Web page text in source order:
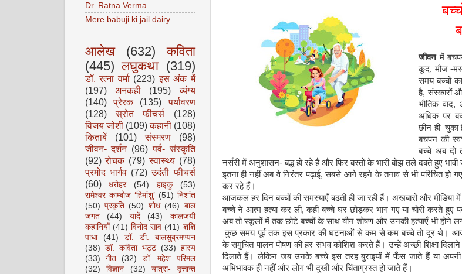
जीवनमें
कूद,मौज-
समय बच्चों
है,संस्कारों
भौतिक वाद,
अधिक पर
छीन ही चुका
बचपन की
बच्चे अब दो
नर्सरी में अनुशासन-बद्ध हो रहे हैं और फिर बस्तों के भारी बोझ तले दबते हुए भावी
इतना ही नहीं अब वे निरंतर पढ़ाई,सबसे आगे रहने के तनाव से भी परिचित हो
कर रहे हैं।
आजकल हर दिन बच्चों की समस्याएँ बढती ही जा रही हैं। अखबारों और मीडिया
बच्चे ने आत्म हत्या कर ली,कहीं बच्चे घर छोड़कर भाग गए या चोरी करते हुए
अब तो स्कूलों में तक छोटे बच्चों के साथ यौन शोषण और उनकी हत्याएँ भी होने
कुछ समय पूर्व तक इस प्रकार की घटनाओं से कम से कम बच्चे तो दूर थे। आज
के समुचित पालन पोषण की हर संभव कोशिश करते हैं। उन्हें अच्छी शिक्षा
दिलाते हैं। लेकिन जब उनके बच्चे इस तरह बुराइयों में फँस जाते हैं या
अभिभावक ही नहीं और लोग भी दुखी और चिंताग्रस्त हो जाते हैं।
Dr. Ratna Verma
Mere babuji ki jail dairy
आलेख (632)
कविता
(445) लघुकथा (319)
डॉ. रत्ना वर्मा (223) इस अंक में
(197)
अनकही (195)
व्यंग्य
(140)
प्रेरक (135)
पर्यावरण
(128)
स्रोत फीचर्स
(128)
विजय जोशी (109) कहानी (108)
किताबें
(101) संस्मरण
(98)
जीवन- दर्शन (96) पर्व- संस्कृति
(92) रोचक (79) स्वास्थ्य (78)
प्रमोद भार्गव (72) उदंती फीचर्स
(60)
धरोहर (54) हाइकु
(53)
रामेश्वर काम्बोज ‘हिमांशु’ (51) निशांत
(50) प्रकृति (50) शोध (46) बाल
जगत
(44) यादें (43)
कालजयी
कहानियाँ (41) विनोद साव (41) शशि
पाधा
(41)
डॉ. डी. बालसुब्रमण्यन
(38) डॉ. कविता भट्ट (33) हास्य
(33)
गीत (32)
डॉ. महेश परिमल
(32)
विज्ञान (32)
यात्रा- वृत्तान्त